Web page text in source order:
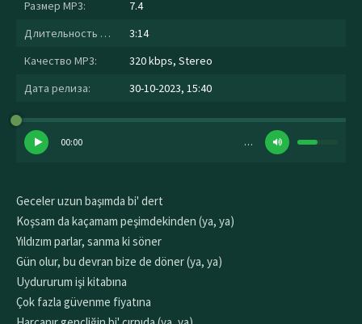
Размер MP3:
7.4
Длительность MP3:
3:14
Качество MP3:
320 kbps, Stereo
Дата релиза:
30-10-2023, 15:40
00:00 …
Geceler uzun başımda bi' dert
Koşsam da kaçamam peşimdekinden (ya, ya)
Yıldızım parlar, sanma ki söner
Gün olur, bu devran bize de döner (ya, ya)
Uydururum işi kitabına
Çok fazla güvenme fiyatına